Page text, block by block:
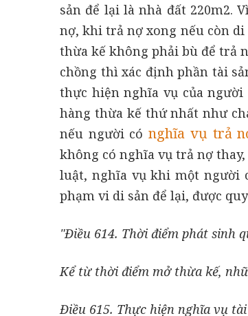
sản để lại là nhà đất 220m2.
nợ, khi trả nợ xong nếu còn di
thừa kế không phải bù để trả
chồng thì xác định phần tài
thực hiện nghĩa vụ của
hàng thừa kế thứ nhất như
nếu người cónghĩa vụ trả
không có nghĩa vụ trả nợ
luật, nghĩa vụ khi một người
phạm vi di sản để lại, được
"Điều 614. Thời điểm phát sinh
Kể từ thời điểm mở thừa kế,
Điều 615. Thực hiện nghĩa vụ